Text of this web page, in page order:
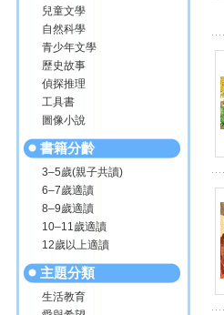
兒童文學
自然科學
青少年文學
歷史故事
偵探推理
工具書
圖像小說
書籍分齡
3–5歲(親子共讀)
6–7歲適讀
8–9歲適讀
10–11歲適讀
12歲以上適讀
主題分類
生活教育